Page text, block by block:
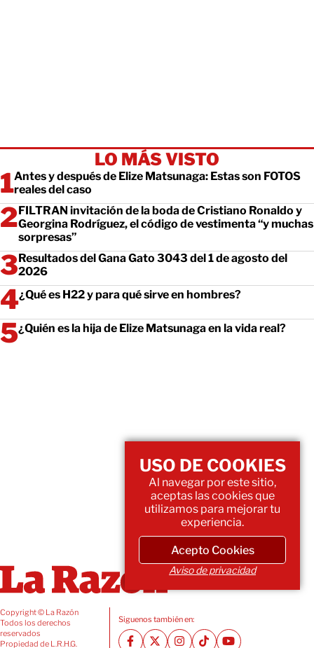
LO MÁS VISTO
Antes y después de Elize Matsunaga: Estas son FOTOS
reales del caso
FILTRAN invitación de la boda de Cristiano Ronaldo y
Georgina Rodríguez, el código de vestimenta “y muchas
sorpresas”
Resultados del Gana Gato 3043 del 1 de agosto del
2026
¿Qué es H22 y para qué sirve en hombres?
¿Quién es la hija de Elize Matsunaga en la vida real?
Copyright © La Razón
Todos los derechos
reservados
Propiedad de L.R.H.G.
Siguenos también en:
USO DE COOKIES
Al navegar por este sitio,
aceptas las cookies que
utilizamos para mejorar tu
experiencia.
Acepto Cookies
Aviso de privacidad